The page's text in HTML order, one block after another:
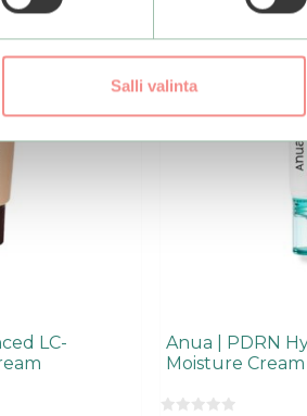
Salli valinta
LC-
Anua | PDRN
Moisture Cream